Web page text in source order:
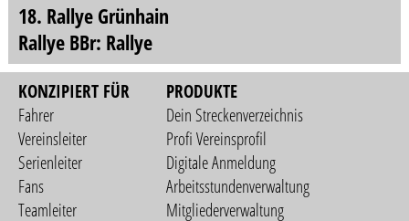
18. Rallye Grünhain
Rallye BBr: Rallye
KONZIPIERT FÜR
Fahrer
Vereinsleiter
Serienleiter
Fans
Teamleiter
PRODUKTE
Dein Streckenverzeichnis
Profi Vereinsprofil
Digitale Anmeldung
Arbeitsstundenverwaltung
Mitgliederverwaltung